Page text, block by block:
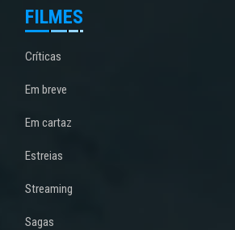
FILMES
Críticas
Em breve
Em cartaz
Estreias
Streaming
Sagas